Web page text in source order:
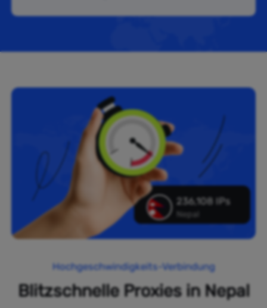
236,108 IPs
Nepal
Hochgeschwindigkeits-Verbindung
Blitzschnelle Proxies in Nepal